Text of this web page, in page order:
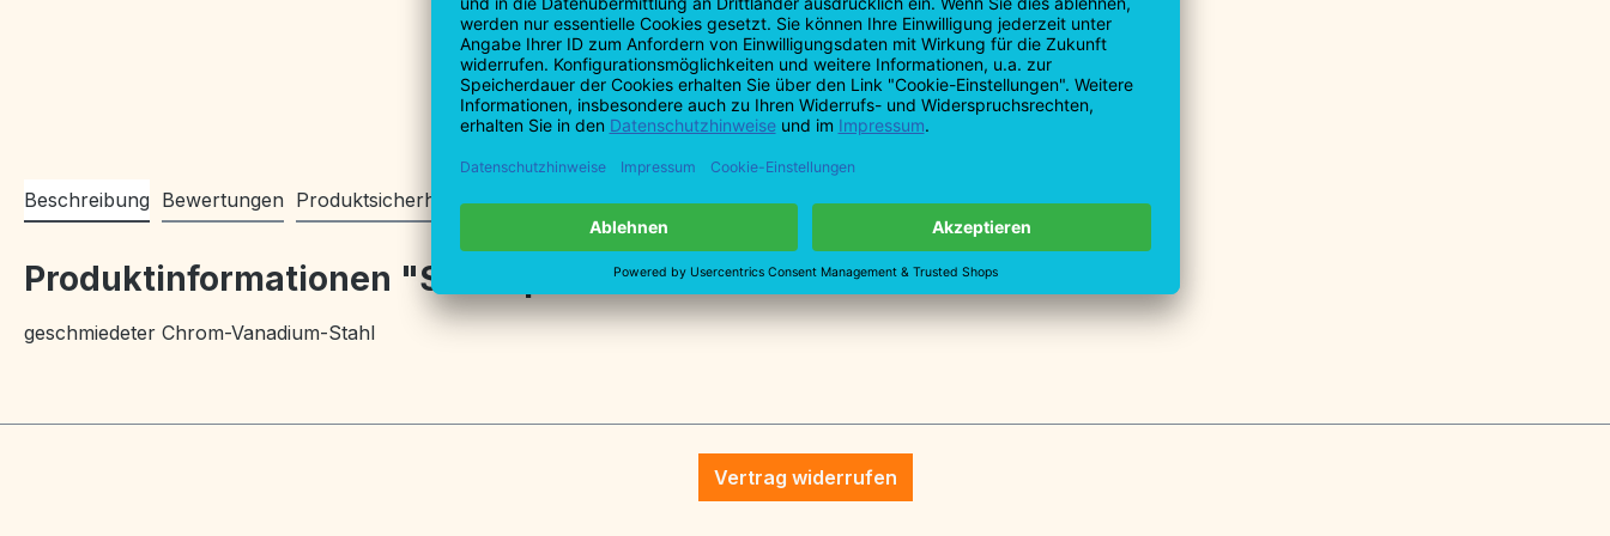
T: +49 7161 99930-0
F: +49 7161 99930-40
info@profibau.de
Beschreibung Bewertungen Produktsicherheitsinformationen
Produktinformationen "Steinspitzmeißel 200 mm"
geschmiedeter Chrom-Vanadium-Stahl
Vertrag widerrufen